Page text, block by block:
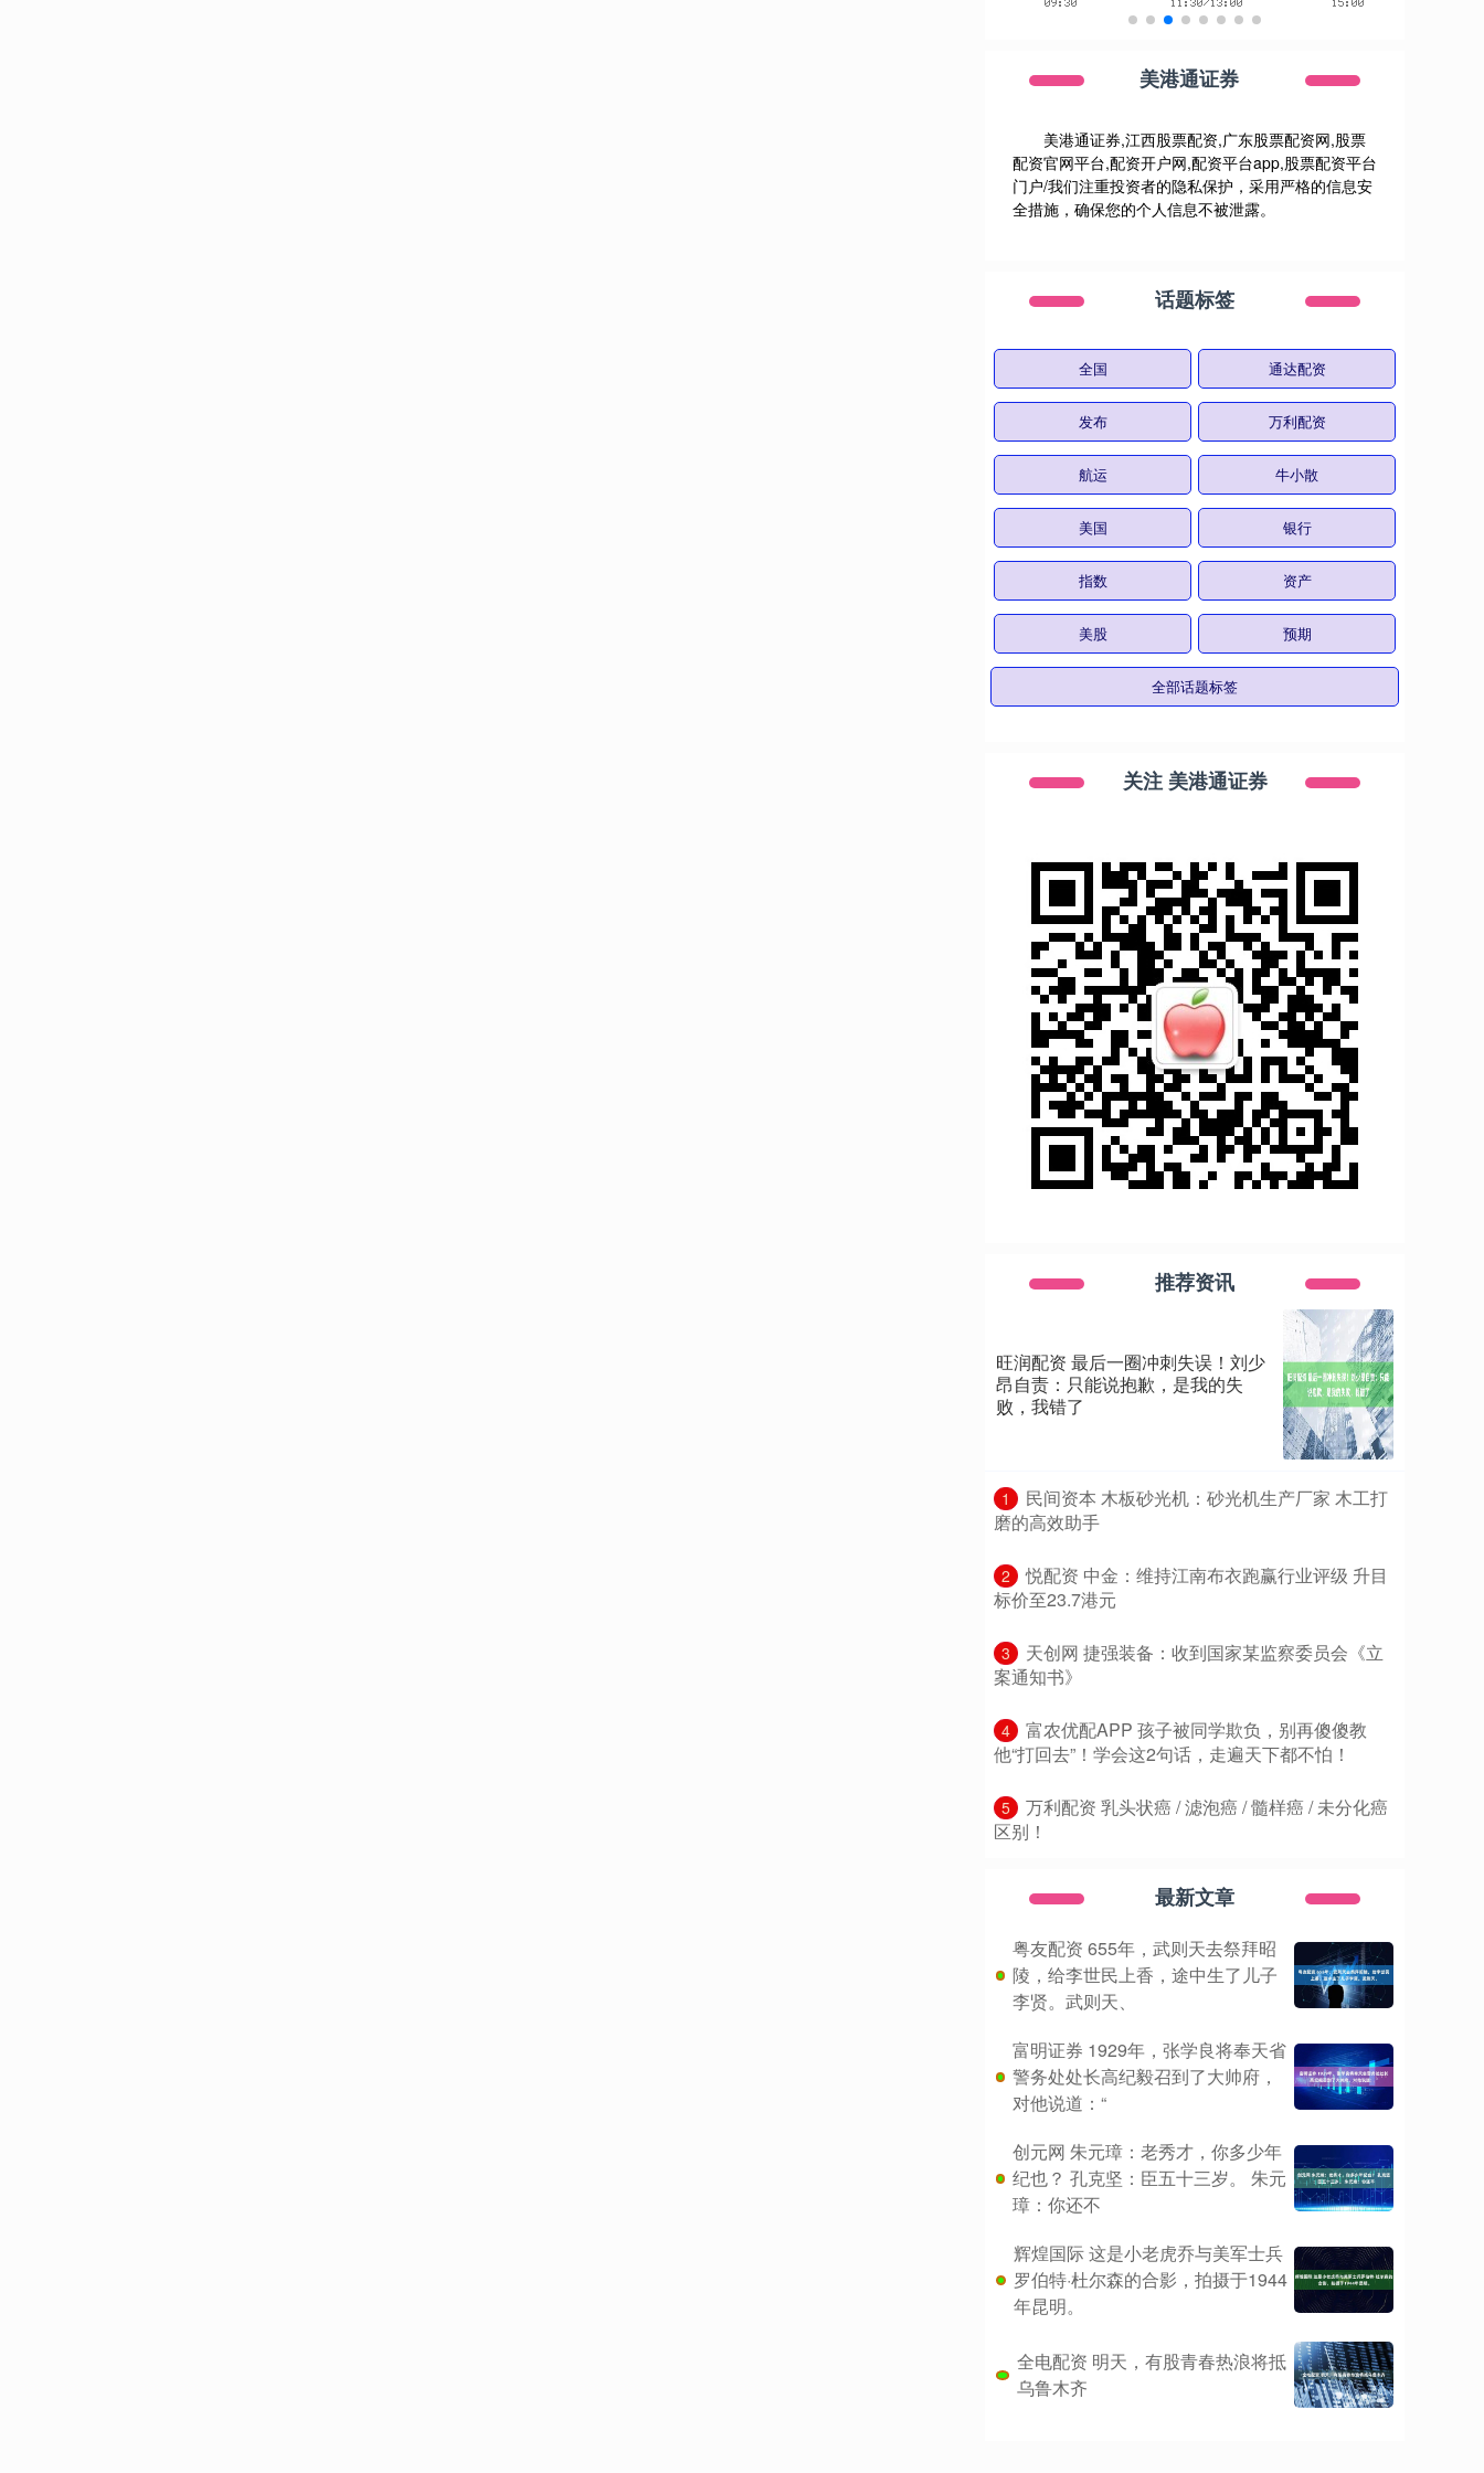
美港通证券
美港通证券,江西股票配资,广东股票配资网,股票
配资官网平台,配资开户网,配资平台app,股票配资平台
门户/我们注重投资者的隐私保护，采用严格的信息安
全措施，确保您的个人信息不被泄露。
话题标签
全国 通达配资
发布 万利配资
航运 牛小散
美国 银行
指数 资产
美股 预期
全部话题标签
关注 美港通证券
推荐资讯
旺润配资 最后一圈冲刺失误！刘少
昂自责：只能说抱歉，是我的失
败，我错了
1
​民间资本 木板砂光机：砂光机生产厂家 木工打
磨的高效助手
2
​悦配资 中金：维持江南布衣跑赢行业评级 升目
标价至23.7港元
3
​天创网 捷强装备：收到国家某监察委员会《立
案通知书》
4
​富农优配APP 孩子被同学欺负，别再傻傻教
他“打回去”！学会这2句话，走遍天下都不怕！
5
​万利配资 乳头状癌 / 滤泡癌 / 髓样癌 / 未分化癌
区别！
最新文章
粤友配资 655年，武则天去祭拜昭
陵，给李世民上香，途中生了儿子
李贤。武则天、
富明证券 1929年，张学良将奉天省
警务处处长高纪毅召到了大帅府，
对他说道：“
创元网 朱元璋：老秀才，你多少年
纪也？ 孔克坚：臣五十三岁。 朱元
璋：你还不
辉煌国际 这是小老虎乔与美军士兵
罗伯特·杜尔森的合影，拍摄于1944
年昆明。
全电配资 明天，有股青春热浪将抵
乌鲁木齐